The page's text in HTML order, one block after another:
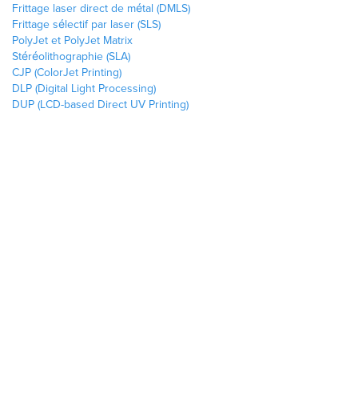
Frittage laser direct de métal (DMLS)
Frittage sélectif par laser (SLS)
PolyJet et PolyJet Matrix
Stéréolithographie (SLA)
CJP (ColorJet Printing)
DLP (Digital Light Processing)
DUP (LCD-based Direct UV Printing)